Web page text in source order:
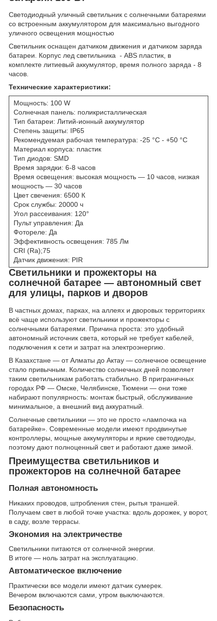
Светодиодный уличный светильник с солнечными батареями
со встроенным аккумулятором для максимально выгодного
уличного освещения мощностью
Светильник оснащен датчиком движения и датчиком заряда
батареи. Корпус лед светильника - ABS пластик, в
комплекте литиевый аккумулятор, время полного заряда - 8
часов.
Технические характеристики:
Мощность: 100 W
Солнечная панель: поликристаллическая
Тип батареи: Литий-ионный аккумулятор
Степень защиты: IP65
Рекомендуемая рабочая температура: -25 °C - +50 °C
Материал корпуса: пластик
Тип диодов: SMD
Время зарядки: 6-8 часов
Время освещения: высокая мощность — 10 часов, низкая
мощность — 30 часов
Цвет свечения: 6500 К
Срок службы: 20000 ч
Угол рассеивания: 120°
Пульт управления: Да
Фотореле: Да
Эффективность освещения: 785 Лм
CRI (Ra);75
Датчик движения: PIR
Светильники и прожекторы на
солнечной батарее — автономный свет
для улицы, парков и дворов
В частных домах, парках, на аллеях и дворовых территориях
всё чаще используют светильники и прожекторы с
солнечными батареями. Причина проста: это удобный
автономный источник света, который не требует кабелей,
подключения к сети и затрат на электроэнергию.
В Казахстане — от Алматы до Актау — солнечное освещение
стало привычным. Количество солнечных дней позволяет
таким светильникам работать стабильно. В приграничных
городах РФ — Омске, Челябинске, Тюмени — они тоже
набирают популярность: монтаж быстрый, обслуживание
минимальное, а внешний вид аккуратный.
Солнечные светильники — это не просто «лампочка на
батарейке». Современные модели имеют продвинутые
контроллеры, мощные аккумуляторы и яркие светодиоды,
поэтому дают полноценный свет и работают даже зимой.
Преимущества светильников и
прожекторов на солнечной батарее
Полная автономность
Никаких проводов, штробления стен, рытья траншей.
Получаем свет в любой точке участка: вдоль дорожек, у ворот,
в саду, возле террасы.
Экономия на электричестве
Светильники питаются от солнечной энергии.
В итоге — ноль затрат на эксплуатацию.
Автоматическое включение
Практически все модели имеют датчик сумерек.
Вечером включаются сами, утром выключаются.
Безопасность